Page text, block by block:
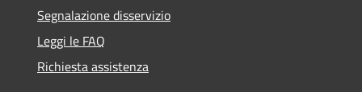
Segnalazione disservizio
Leggi le FAQ
Richiesta assistenza